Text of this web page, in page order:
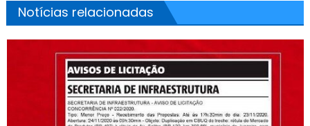
Notícias relacionadas